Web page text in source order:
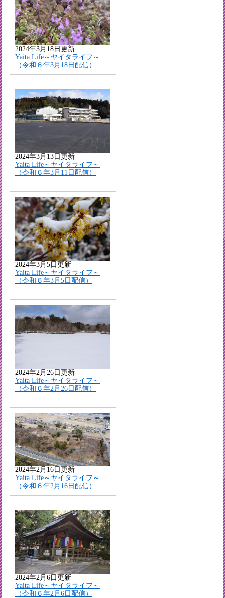
2024年3月18日更新
Yaita Life～ヤイタライフ～
（令和６年3月18日配信）
2024年3月13日更新
Yaita Life～ヤイタライフ～
（令和６年3月11日配信）
2024年3月5日更新
Yaita Life～ヤイタライフ～
（令和６年3月5日配信）
2024年2月26日更新
Yaita Life～ヤイタライフ～
（令和６年2月26日配信）
2024年2月16日更新
Yaita Life～ヤイタライフ～
（令和６年2月16日配信）
2024年2月6日更新
Yaita Life～ヤイタライフ～
（令和６年2月6日配信）